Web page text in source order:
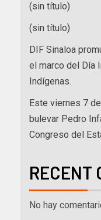
(sin título)
(sin título)
DIF Sinaloa
el marco del Día
Indígenas.
Este viernes 7
bulevar Pedro
Congreso del
RECENT
No hay